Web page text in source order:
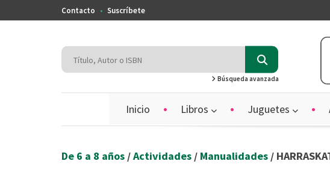
Contacto Suscríbete
Búsqueda avanzada
Inicio Libros Juguetes
De 6 a 8 años /Actividades / Manualidades /